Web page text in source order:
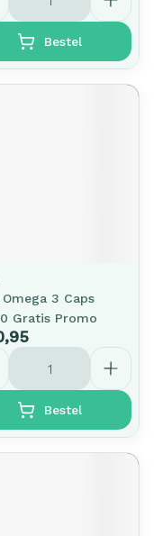
Bestel
3 Caps
Gratis Promo
Bestel